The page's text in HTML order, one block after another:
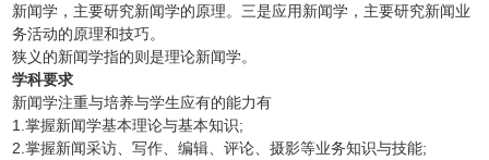
新闻学，主要研究新闻学的原理。三是应用新闻学，主要研究新闻业
务活动的原理和技巧。
狭义的新闻学指的则是理论新闻学。
学科要求
新闻学注重与培养与学生应有的能力有
1.掌握新闻学基本理论与基本知识;
2.掌握新闻采访、写作、编辑、评论、摄影等业务知识与技能;